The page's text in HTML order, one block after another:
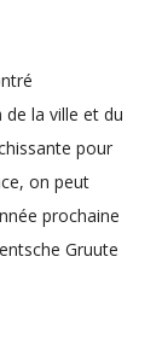
de la ville et du
pour
on peut
prochaine
Gruute